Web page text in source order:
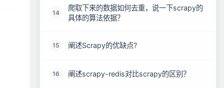
14
爬取下来的数据如何去重，说一下scrapy的
具体的算法依据？
15 阐述Scrapy的优缺点?
16 阐述scrapy-redis对比scrapy的区别？